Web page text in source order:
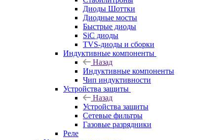
Диоды Шоттки
Диодные мосты
Быстрые диоды
SiC диоды
TVS-диоды и сборки
Индуктивные компоненты
Назад
Индуктивные компоненты
Чип индуктивности
Устройства защиты
Назад
Устройства защиты
Сетевые фильтры
Газовые разрядники
Реле